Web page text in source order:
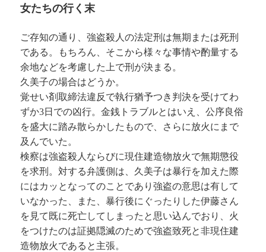
女たちの行く末
ご存知の通り、強盗殺人の法定刑は無期または死刑
である。もちろん、そこから様々な事情や酌量する
余地などを考慮した上で刑が決まる。
久美子の場合はどうか。
覚せい剤取締法違反で執行猶予つき判決を受けてわ
ずか3日での凶行。金銭トラブルとはいえ、公序良俗
を盛大に踏み散らかしたもので、さらに放火にまで
及んでいた。
検察は強盗殺人ならびに現住建造物放火で無期懲役
を求刑。対する弁護側は、久美子は暴行を加えた際
にはカッとなってのことであり強盗の意思は有して
いなかった、また、暴行後にぐったりした伊藤さん
を見て既に死亡してしまったと思い込んでおり、火
をつけたのは証拠隠滅のためで強盗致死と非現住建
造物放火であると主張。